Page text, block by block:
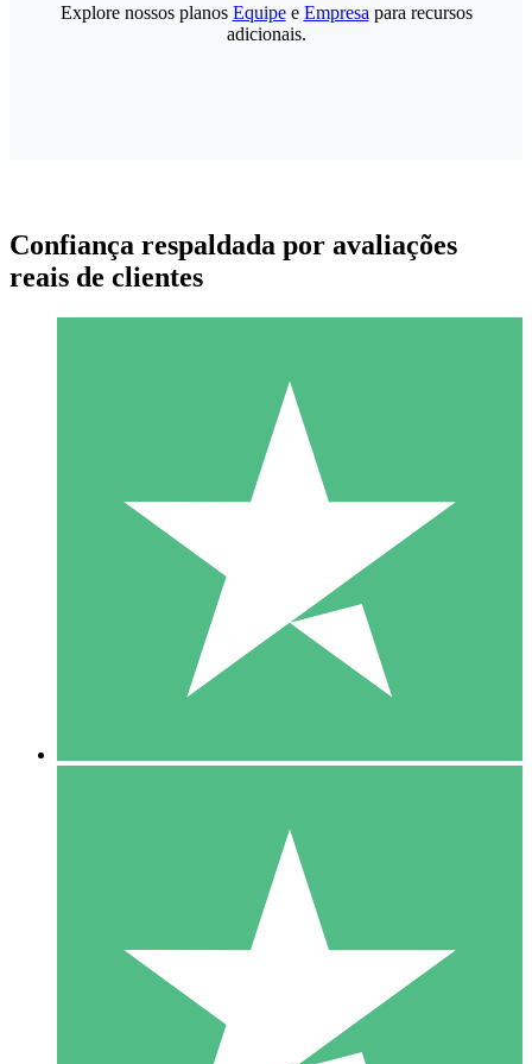
Pacotes de Créditos Individuais
Pague conforme o uso com créditos de download. Sem
1000
10 Downloads
20 00
Explore nossos planos Equipee Empresa para recursos
adicionais.
Confiança respaldada por avaliações
reais de clientes